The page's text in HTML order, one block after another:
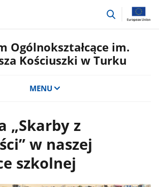
przejdź
Ogólnokształcące im.
Kościuszki w Turku
MENU
„Skarby z
w naszej
szkolnej